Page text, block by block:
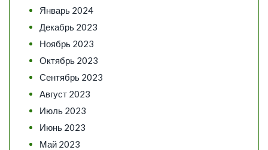
Январь 2024
Декабрь 2023
Ноябрь 2023
Октябрь 2023
Сентябрь 2023
Август 2023
Июль 2023
Июнь 2023
Май 2023